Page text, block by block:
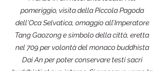
pomeriggio, visita della Piccola Pagoda
dell'Oca Selvatica, omaggio all’Imperatore
Tang Gaozong e simbolo della città, eretta
nel 709 per volontà del monaco buddhista
Dai An per poter conservare testi sacri